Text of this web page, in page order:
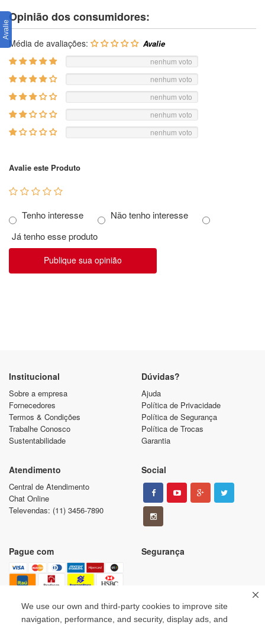
We use our own and third-party cookies to improve site
navigation, performance, and security, display ads, and
Opinião dos consumidores:
Média de avaliações:
nenhum voto
nenhum voto
nenhum voto
nenhum voto
nenhum voto
Avalie este Produto
Tenho interesse
Não tenho interesse
Já tenho esse produto
Publique sua opinião
Institucional
Sobre a empresa
Fornecedores
Termos & Condições
Trabalhe Conosco
Sustentabilidade
Dúvidas?
Ajuda
Política de Privacidade
Política de Segurança
Política de Trocas
Garantia
Atendimento
Central de Atendimento
Chat Online
Televendas: (11) 3456-7890
Social
Pague com Segurança